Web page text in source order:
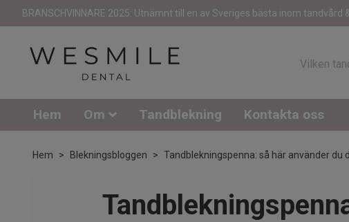
BRANSCHVINNARE 2025: Utnämnt till en av Sveriges bästa inom tandvård
Hem Om Tandblekning Kontakta oss
Hem Blekningsbloggen Tandblekningspenna: så här använder du